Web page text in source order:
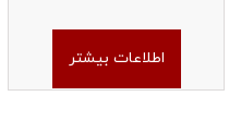
اطلاعات بیشتر